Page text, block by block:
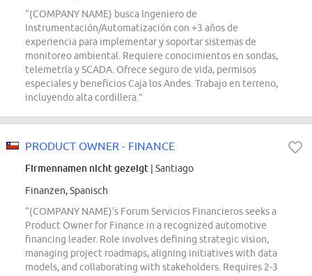
“(COMPANY NAME) busca Ingeniero de
Instrumentación/Automatización con +3 años de
experiencia para implementar y soportar sistemas de
monitoreo ambiental. Requiere conocimientos en sondas,
telemetría y SCADA. Ofrece seguro de vida, permisos
especiales y beneficios Caja los Andes. Trabajo en terreno,
incluyendo alta cordillera.”
PRODUCT OWNER - FINANCE
Firmennamen nicht gezeigt | Santiago
Finanzen, Spanisch
“(COMPANY NAME)'s Forum Servicios Financieros seeks a
Product Owner for Finance in a recognized automotive
financing leader. Role involves defining strategic vision,
managing project roadmaps, aligning initiatives with data
models, and collaborating with stakeholders. Requires 2-3